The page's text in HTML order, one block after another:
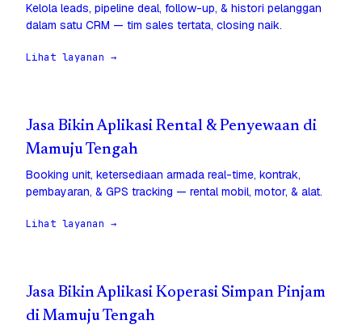
Kelola leads, pipeline deal, follow-up, & histori pelanggan
dalam satu CRM — tim sales tertata, closing naik.
Lihat layanan →
Jasa Bikin Aplikasi Rental & Penyewaan di
Mamuju Tengah
Booking unit, ketersediaan armada real-time, kontrak,
pembayaran, & GPS tracking — rental mobil, motor, & alat.
Lihat layanan →
Jasa Bikin Aplikasi Koperasi Simpan Pinjam
di Mamuju Tengah